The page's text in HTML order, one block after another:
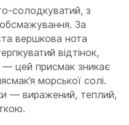
солодкуватий, з
За
вершкова нота
відтінок,
— цей присмак зникає
морської солі.
— виражений, теплий,